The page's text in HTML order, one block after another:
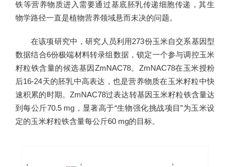
铁等营养物质进入需要通过基底胚乳传递细胞传递，其生
物学路径一直是植物营养领域悬而未决的问题。
在该项研究中，研究人员利用273份玉米自交系基因型
数据结合6份极端材料转录组数据，锁定一个参与调控玉米
籽粒铁含量的候选基因ZmNAC78。ZmNAC78在玉米授粉
后16-24天的胚乳中高表达，也是营养物质在玉米籽粒中快
速积累的时期。ZmNAC78过表达转基因玉米籽粒铁含量达
到每公斤70.5 mg，显著高于“生物强化挑战项目”为玉米设
定的玉米籽粒铁含量每公斤60 mg的目标。